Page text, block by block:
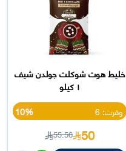
خليط هوت شوكلت جولدن شيف
١ كيلو
وفرت: 6
10%
50
55.56